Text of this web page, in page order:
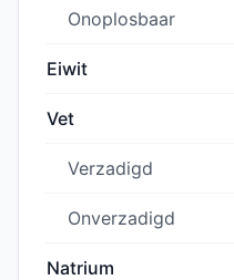
Onoplosbaar
Eiwit
Vet
Verzadigd
Onverzadigd
Natrium